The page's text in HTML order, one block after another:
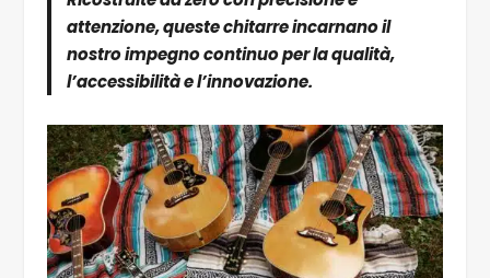
attenzione, queste chitarre incarnano il
nostro impegno continuo per la qualità,
l’accessibilità e l’innovazione.